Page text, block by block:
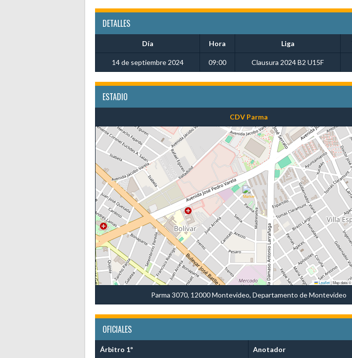
DETALLES
Día Hora Liga
14 de septiembre 2024 09:00 Clausura 2024 B2 U15F
ESTADIO
CDV Parma
Leaflet|Map data ©
Parma 3070, 12000 Montevideo, Departamento de Montevideo
OFICIALES
Árbitro 1º Anotador